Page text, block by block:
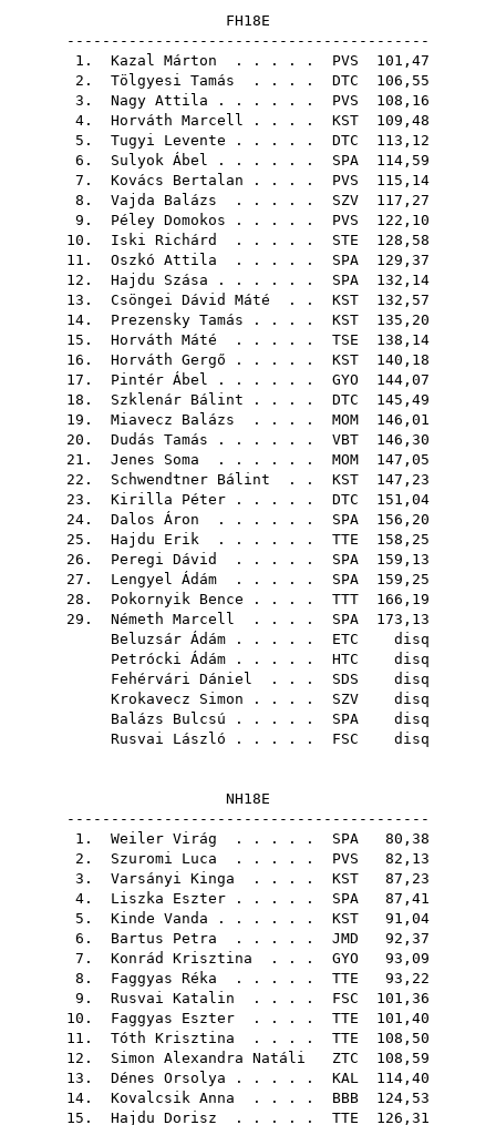
FH18E
-----------------------------------------
1. Kazal Márton . . . . . PVS 101,47
2. Tölgyesi Tamás . . . . DTC 106,55
3. Nagy Attila . . . . . . PVS 108,16
4. Horváth Marcell . . . . KST 109,48
5. Tugyi Levente . . . . . DTC 113,12
6. Sulyok Ábel . . . . . . SPA 114,59
7. Kovács Bertalan . . . . PVS 115,14
8. Vajda Balázs . . . . . SZV 117,27
9. Péley Domokos . . . . . PVS 122,10
10. Iski Richárd . . . . . STE 128,58
11. Oszkó Attila . . . . . SPA 129,37
12. Hajdu Szása . . . . . . SPA 132,14
13. Csöngei Dávid Máté . . KST 132,57
14. Prezensky Tamás . . . . KST 135,20
15. Horváth Máté . . . . . TSE 138,14
16. Horváth Gergő . . . . . KST 140,18
17. Pintér Ábel . . . . . . GYO 144,07
18. Szklenár Bálint . . . . DTC 145,49
19. Miavecz Balázs . . . . MOM 146,01
20. Dudás Tamás . . . . . . VBT 146,30
21. Jenes Soma . . . . . . MOM 147,05
22. Schwendtner Bálint . . KST 147,23
23. Kirilla Péter . . . . . DTC 151,04
24. Dalos Áron . . . . . . SPA 156,20
25. Hajdu Erik . . . . . . TTE 158,25
26. Peregi Dávid . . . . . SPA 159,13
27. Lengyel Ádám . . . . . SPA 159,25
28. Pokornyik Bence . . . . TTT 166,19
29. Németh Marcell . . . . SPA 173,13
Beluzsár Ádám . . . . . ETC disq
Petrócki Ádám . . . . . HTC disq
Fehérvári Dániel . . . SDS disq
Krokavecz Simon . . . . SZV disq
Balázs Bulcsú . . . . . SPA disq
Rusvai László . . . . . FSC disq
NH18E
-----------------------------------------
1. Weiler Virág . . . . . SPA 80,38
2. Szuromi Luca . . . . . PVS 82,13
3. Varsányi Kinga . . . . KST 87,23
4. Liszka Eszter . . . . . SPA 87,41
5. Kinde Vanda . . . . . . KST 91,04
6. Bartus Petra . . . . . JMD 92,37
7. Konrád Krisztina . . . GYO 93,09
8. Faggyas Réka . . . . . TTE 93,22
9. Rusvai Katalin . . . . FSC 101,36
10. Faggyas Eszter . . . . TTE 101,40
11. Tóth Krisztina . . . . TTE 108,50
12. Simon Alexandra Natáli ZTC 108,59
13. Dénes Orsolya . . . . . KAL 114,40
14. Kovalcsik Anna . . . . BBB 124,53
15. Hajdu Dorisz . . . . . TTE 126,31